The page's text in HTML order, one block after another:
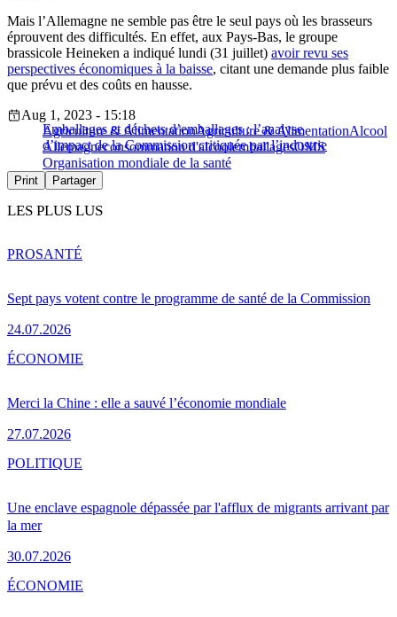
Mais l’Allemagne ne semble pas être le seul pays où les brasseurs
éprouvent des difficultés. En effet, aux Pays-Bas, le groupe
brassicole Heineken a indiqué lundi (31 juillet) avoir revu ses
perspectives économiques à la baisse, citant une demande plus faible
que prévu et des coûts en hausse.
Emballages et déchets d’emballages : l’analyse
d’impact de la Commission critiquée par l’industrie
Aug 1, 2023 - 15:18
Agriculture & AlimentationAgriculture & AlimentationAlcool
Allemagneconsommation d'alcoolemballagesOMS
Organisation mondiale de la santé
Print Partager
LES PLUS LUS
Sept pays votent contre le programme de santé de la Commission
24.07.2026
PROSANTÉ
Merci la Chine : elle a sauvé l’économie mondiale
27.07.2026
ÉCONOMIE
Une enclave espagnole dépassée par l'afflux de migrants arrivant par
la mer
30.07.2026
POLITIQUE
ÉCONOMIE